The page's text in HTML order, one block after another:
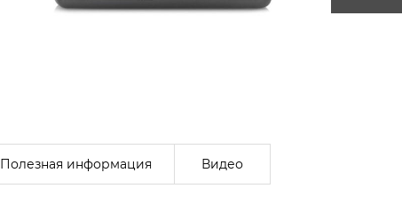
Полезная информация Видео